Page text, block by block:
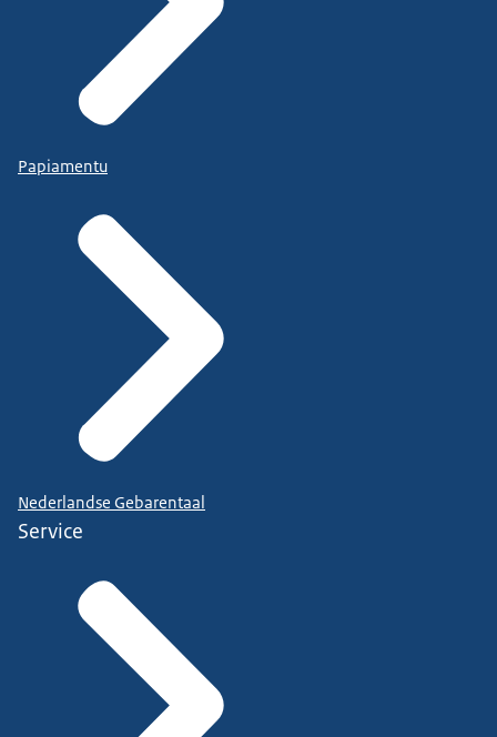
Papiamentu
Nederlandse Gebarentaal
Service